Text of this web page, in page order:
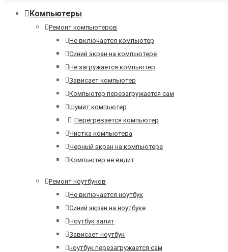
Компьютеры
Ремонт компьютеров
Не включается компьютер
Синий экран на компьютере
Не загружается компьютер
Зависает компьютер
Компьютер перезагружается сам
Шумит компьютер
Перегревается компьютер
Чистка компьютера
Черный экран на компьютере
Компьютер не видит
Ремонт ноутбуков
Не включается ноутбук
Синий экран на ноутбуке
Ноутбук залит
Зависает ноутбук
ноутбук перезагружается сам